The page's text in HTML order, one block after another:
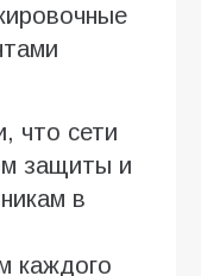
что сети
защиты и
в
каждого